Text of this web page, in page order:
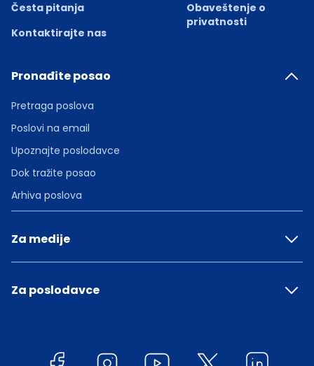
Česta pitanja
Kontaktirajte nas
Obaveštenje o
privatnosti
Pronađite posao
Pretraga poslova
Poslovi na email
Upoznajte poslodavce
Dok tražite posao
Arhiva poslova
Za medije
Za poslodavce